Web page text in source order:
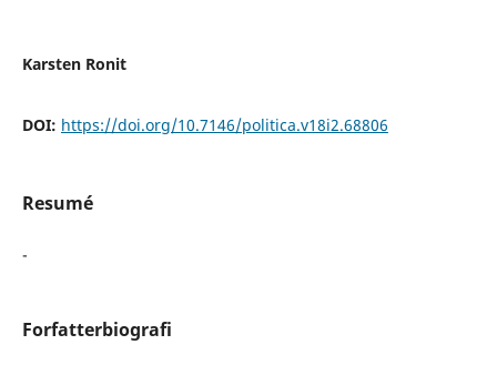
Karsten Ronit
DOI: https://doi.org/10.7146/politica.v18i2.68806
Resumé
-
Forfatterbiografi